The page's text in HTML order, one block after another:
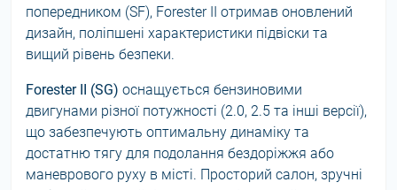
попередником (SF), Forester II отримав оновлений
дизайн, поліпшені характеристики підвіски та
вищий рівень безпеки.
Forester II (SG) оснащується бензиновими
двигунами різної потужності (2.0, 2.5 та інші версії),
що забезпечують оптимальну динаміку та
достатню тягу для подолання бездоріжжя або
маневрового руху в місті. Просторий салон, зручні